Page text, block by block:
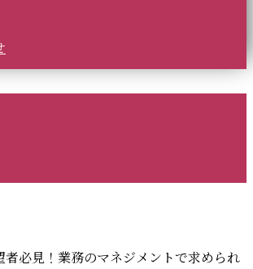
者必見！業務のマネジメントで求められ